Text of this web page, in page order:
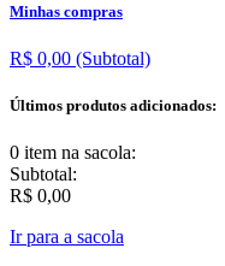
Minhas compras
R$ 0,00 (Subtotal)
Últimos produtos adicionados:
0 item na sacola:
Subtotal:
R$ 0,00
Ir para a sacola